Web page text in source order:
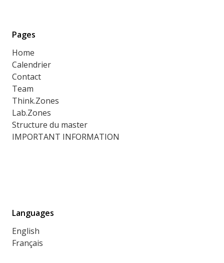
Pages
Home
Calendrier
Contact
Team
Think.Zones
Lab.Zones
Structure du master
IMPORTANT INFORMATION
Languages
English
Français